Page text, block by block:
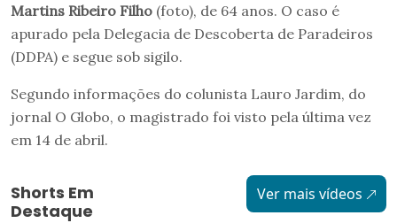
Martins Ribeiro Filho (foto), de 64 anos. O caso é
apurado pela Delegacia de Descoberta de Paradeiros
(DDPA) e segue sob sigilo.
Segundo informações do colunista Lauro Jardim, do
jornal O Globo, o magistrado foi visto pela última vez
em 14 de abril.
Shorts Em
Destaque
Ver mais vídeos